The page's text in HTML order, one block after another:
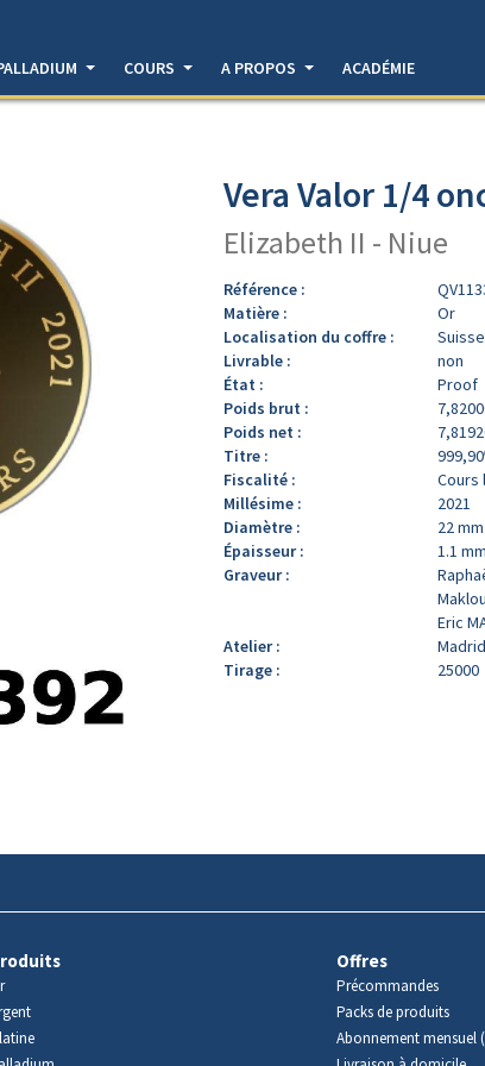
COURS A PROPOS ACADÉMIE
Vera Valor 1/4
Elizabeth II - Niue
Référence :
Matière :
Or
Localisation du coffre :
Suisse
Livrable :
non
État :
Proof
Poids brut :
Poids net :
Titre :
Fiscalité :
Cours
Millésime :
2021
Diamètre :
22 mm
Épaisseur :
1.1 mm
Graveur :
Eric
Atelier :
Madrid
Tirage :
25000
Offres
Précommandes
Packs de produits
Abonnement mensuel